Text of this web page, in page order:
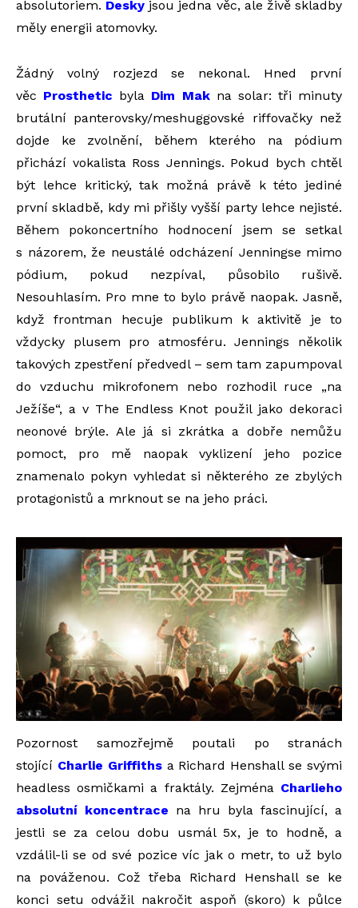
absolutoriem. Desky jsou jedna věc, ale živě skladby
měly energii atomovky.
Žádný volný rozjezd se nekonal. Hned první
věc Prosthetic byla Dim Makna solar: tři minuty
brutální panterovsky/meshuggovské riffovačky než
dojde ke zvolnění, během kterého na pódium
přichází vokalista Ross Jennings. Pokud bych chtěl
být lehce kritický, tak možná právě k této jediné
první skladbě, kdy mi přišly vyšší party lehce nejisté.
Během pokoncertního hodnocení jsem se setkal
s názorem, že neustálé odcházení Jenningse mimo
pódium, pokud nezpíval, působilo rušivě.
Nesouhlasím. Pro mne to bylo právě naopak. Jasně,
když frontman hecuje publikum k aktivitě je to
vždycky plusem pro atmosféru. Jennings několik
takových zpestření předvedl – sem tam zapumpoval
do vzduchu mikrofonem nebo rozhodil ruce „na
Ježíše“, a v The Endless Knot použil jako dekoraci
neonové brýle. Ale já si zkrátka a dobře nemůžu
pomoct, pro mě naopak vyklizení jeho pozice
znamenalo pokyn vyhledat si některého ze zbylých
protagonistů a mrknout se na jeho práci.
Pozornost samozřejmě poutali po stranách
stojící Charlie Griffithsa Richard Henshall se svými
headless osmičkami a fraktály. Zejména Charlieho
absolutní koncentrace na hru byla fascinující, a
jestli se za celou dobu usmál 5x, je to hodně, a
vzdálil-li se od své pozice víc jak o metr, to už bylo
na pováženou. Což třeba Richard Henshall se ke
konci setu odvážil nakročit aspoň (skoro) k půlce